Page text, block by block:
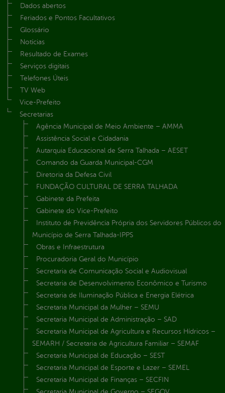
Dados abertos
Feriados e Pontos Facultativos
Glossário
Notícias
Resultado de Exames
Serviços digitais
Telefones Úteis
TV Web
Vice-Prefeito
Secretarias
Agência Municipal de Meio Ambiente – AMMA
Assistência Social e Cidadania
Autarquia Educacional de Serra Talhada – AESET
Comando da Guarda Municipal-CGM
Diretoria da Defesa Civil
FUNDAÇÃO CULTURAL DE SERRA TALHADA
Gabinete da Prefeita
Gabinete do Vice-Prefeito
Instituto de Previdência Própria dos Servidores Públicos do
Município de Serra Talhada-IPPS
Obras e Infraestrutura
Procuradoria Geral do Município
Secretaria de Comunicação Social e Audiovisual
Secretaria de Desenvolvimento Econômico e Turismo
Secretaria de Iluminação Pública e Energia Elétrica
Secretaria Municipal da Mulher – SEMU
Secretaria Municipal de Administração – SAD
Secretaria Municipal de Agricultura e Recursos Hídricos –
SEMARH / Secretaria de Agricultura Familiar – SEMAF
Secretaria Municipal de Educação – SEST
Secretaria Municipal de Esporte e Lazer – SEMEL
Secretaria Municipal de Finanças – SECFIN